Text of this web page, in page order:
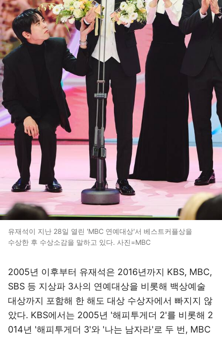
유재석이 지난 28일 열린 'MBC 연예대상'서 베스트커플상을
수상한 후 수상소감을 말하고 있다. 사진=MBC
2005년 이후부터 유재석은 2016년까지 KBS, MBC,
SBS 등 지상파 3사의 연예대상을 비롯해 백상예술
대상까지 포함해 한 해도 대상 수상자에서 빠지지 않
았다. KBS에서는 2005년 '해피투게더 2'를 비롯해 2
014년 '해피투게더 3'와 '나는 남자라'로 두 번, MBC